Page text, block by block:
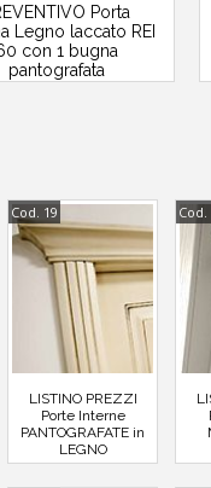
Porta
Legno laccato REI
con 1 bugna
pantografata
Cod. 19
LISTINO PREZZI
Porte Interne
PANTOGRAFATE in
LEGNO
Cod.